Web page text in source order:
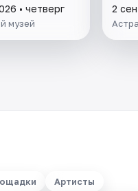
• четверг
музей
2
Артисты